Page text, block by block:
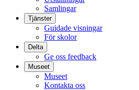
Samlingar
Tjänster
Guidade visningar
För skolor
Delta
Ge oss feedback
Museet
Museet
Kontakta oss